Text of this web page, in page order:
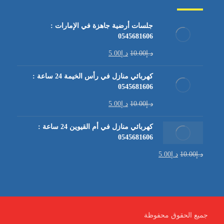
جلسات أرضية جاهزة في الإمارات :
0545681606
د.إ10.00 د.إ 5.00
كهربائي منازل في رأس الخيمة 24 ساعة :
0545681606
د.إ10.00 د.إ 5.00
كهربائي منازل في أم القيوين 24 ساعة :
0545681606
د.إ10.00 د.إ 5.00
جميع الحقوق محفوظة